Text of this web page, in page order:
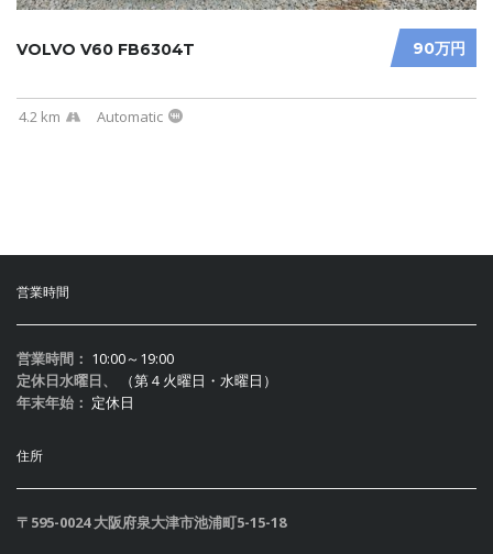
90万円
VOLVO V60 FB6304T
4.2 km Automatic
営業時間
営業時間： 10:00～19:00
定休日水曜日、
（第４火曜日・水曜日）
年末年始： 定休日
住所
〒595-0024 大阪府泉大津市池浦町5-15-18